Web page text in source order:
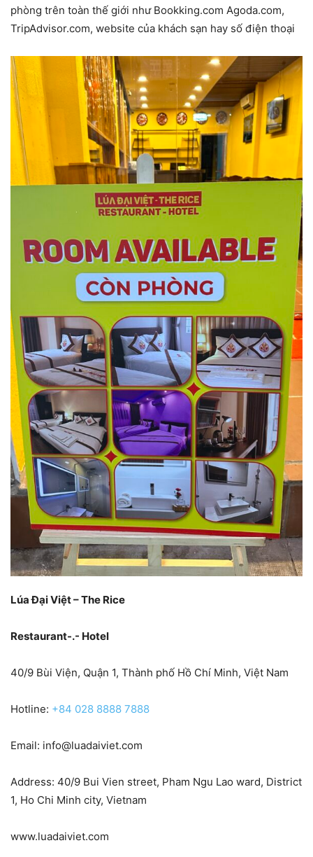
phòng trên toàn thế giới như Bookking.com Agoda.com,
TripAdvisor.com, website của khách sạn hay số điện thoại
Lúa Đại Việt – The Rice
Restaurant-.- Hotel
40/9 Bùi Viện, Quận 1, Thành phố Hồ Chí Minh, Việt Nam
Hotline: +84 028 8888 7888
Email: info@luadaiviet.com
Address: 40/9 Bui Vien street, Pham Ngu Lao ward, District
1, Ho Chi Minh city, Vietnam
www.luadaiviet.com